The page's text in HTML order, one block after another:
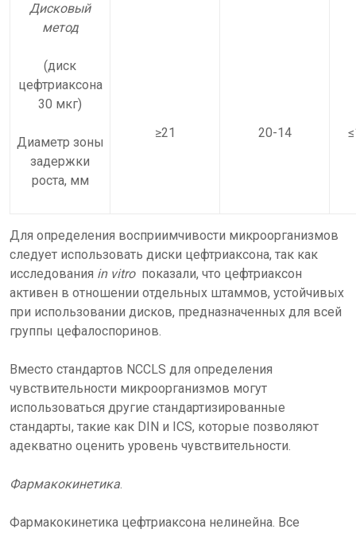
Дисковый
метод
(диск
цефтриаксона
30 мкг)
Диаметр зоны
задержки
роста, мм
≥21 20-14
Для определения восприимчивости микроорганизмов
следует использовать диски цефтриаксона, так как
исследования in vitro показали, что цефтриаксон
активен в отношении отдельных штаммов, устойчивых
при использовании дисков, предназначенных для всей
группы цефалоспоринов.
Вместо стандартов NCCLS для определения
чувствительности микроорганизмов могут
использоваться другие стандартизированные
стандарты, такие как DIN и ICS, которые позволяют
адекватно оценить уровень чувствительности.
Фармакокинетика.
Фармакокинетика цефтриаксона нелинейна. Все